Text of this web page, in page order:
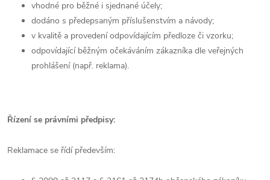
vhodné pro běžné i sjednané účely;
dodáno s předepsaným příslušenstvím a návody;
v kvalitě a provedení odpovídajícím předloze či vzorku;
odpovídající běžným očekáváním zákazníka dle veřejných
prohlášení (např. reklama).
Řízení se právními předpisy:
Reklamace se řídí především: